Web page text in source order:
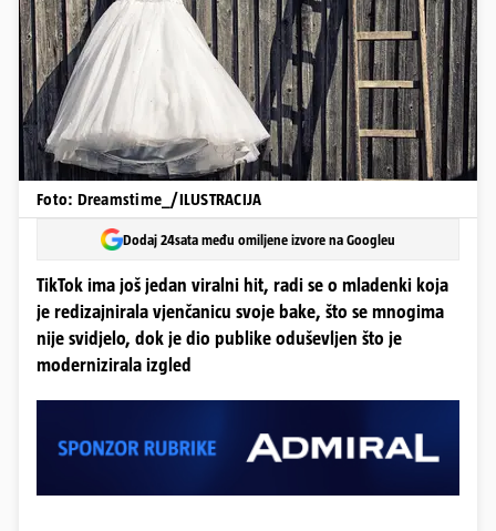
Foto: Dreamstime_/ILUSTRACIJA
Dodaj 24sata među omiljene izvore na Googleu
TikTok ima još jedan viralni hit, radi se o mladenki koja
je redizajnirala vjenčanicu svoje bake, što se mnogima
nije svidjelo, dok je dio publike oduševljen što je
modernizirala izgled